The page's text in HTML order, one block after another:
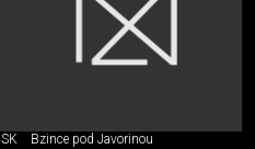
SK Bzince pod Javorinou